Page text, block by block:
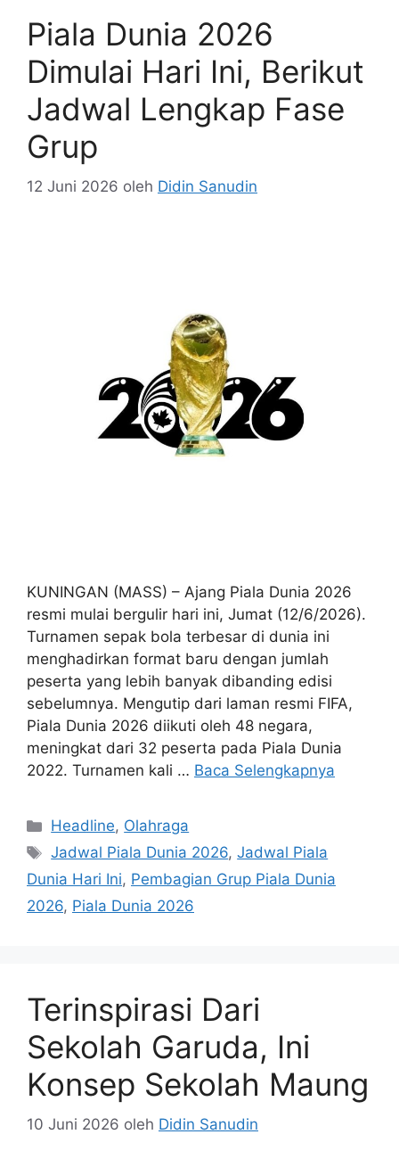
Piala Dunia 2026
Dimulai Hari Ini, Berikut
Jadwal Lengkap Fase
Grup
12 Juni 2026 oleh Didin Sanudin
KUNINGAN (MASS) – Ajang Piala Dunia 2026
resmi mulai bergulir hari ini, Jumat (12/6/2026).
Turnamen sepak bola terbesar di dunia ini
menghadirkan format baru dengan jumlah
peserta yang lebih banyak dibanding edisi
sebelumnya. Mengutip dari laman resmi FIFA,
Piala Dunia 2026 diikuti oleh 48 negara,
meningkat dari 32 peserta pada Piala Dunia
2022. Turnamen kali … Baca Selengkapnya
Kategori
Headline, Olahraga
Tag
Jadwal Piala Dunia 2026,Jadwal Piala
Dunia Hari Ini, Pembagian Grup Piala Dunia
2026, Piala Dunia 2026
Terinspirasi Dari
Sekolah Garuda, Ini
Konsep Sekolah Maung
10 Juni 2026 oleh Didin Sanudin